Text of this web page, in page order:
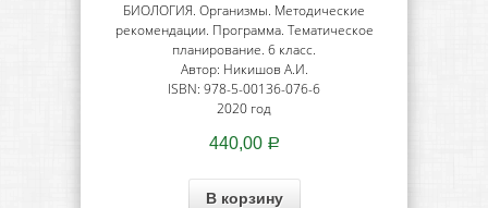
БИОЛОГИЯ. Организмы. Методические
рекомендации. Программа. Тематическое
планирование. 6 класс.
Автор: Никишов А.И.
ISBN: 978-5-00136-076-6
2020 год
440,00 Р
В корзину